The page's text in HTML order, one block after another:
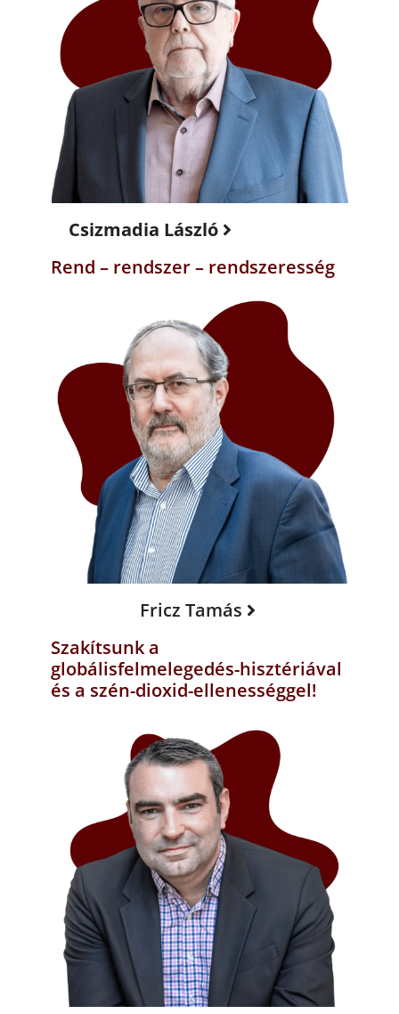
Csizmadia László
Rend – rendszer – rendszeresség
Fricz Tamás
Szakítsunk a
globálisfelmelegedés-hisztériával
és a szén-dioxid-ellenességgel!